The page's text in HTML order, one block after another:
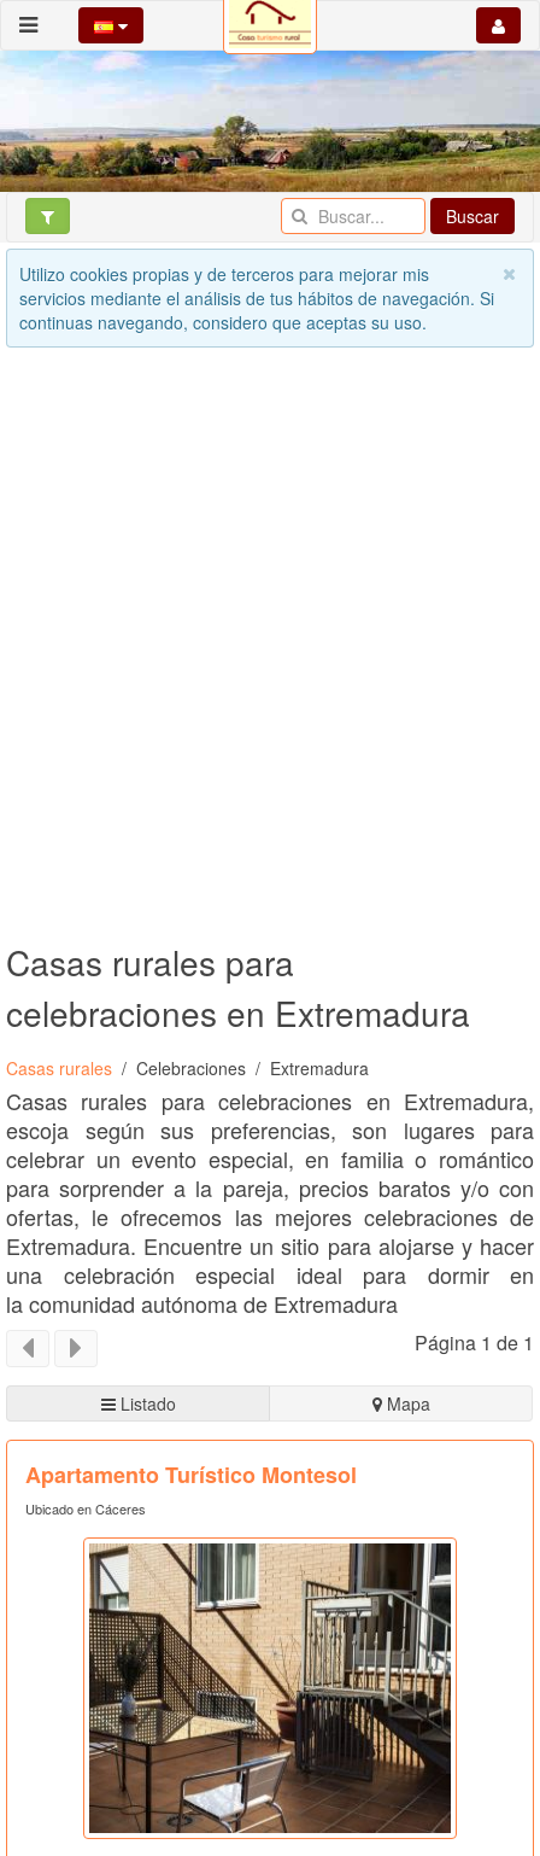
Buscar
Utilizo cookies propias y de terceros para mejorar mis
servicios mediante el análisis de tus hábitos de navegación. Si
continuas navegando, considero que aceptas su uso.
Casas rurales para
celebraciones en Extremadura
Casas rurales Celebraciones Extremadura
Casas rurales para celebraciones en Extremadura,
escoja según sus preferencias, son lugares para
celebrar un evento especial, en familia o romántico
para sorprender a la pareja, precios baratos y/o con
ofertas, le ofrecemos las mejores celebraciones de
Extremadura. Encuentre un sitio para alojarse y hacer
una celebración especial ideal para dormir en
la comunidad autónoma de Extremadura
Página 1 de 1
Listado Mapa
Apartamento Turístico Montesol
Ubicado en Cáceres